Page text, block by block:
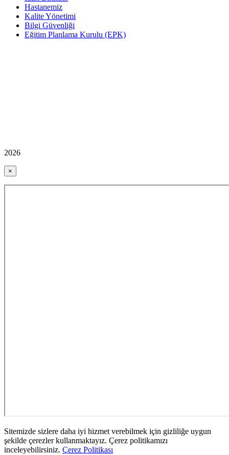
Hastanemiz
Kalite Yönetimi
Bilgi Güvenliği
Eğitim Planlama Kurulu (EPK)
2026
×
Sitemizde sizlere daha iyi hizmet verebilmek için gizliliğe uygun
şekilde çerezler kullanmaktayız. Çerez politikamızı
inceleyebilirsiniz. Çerez Politikası